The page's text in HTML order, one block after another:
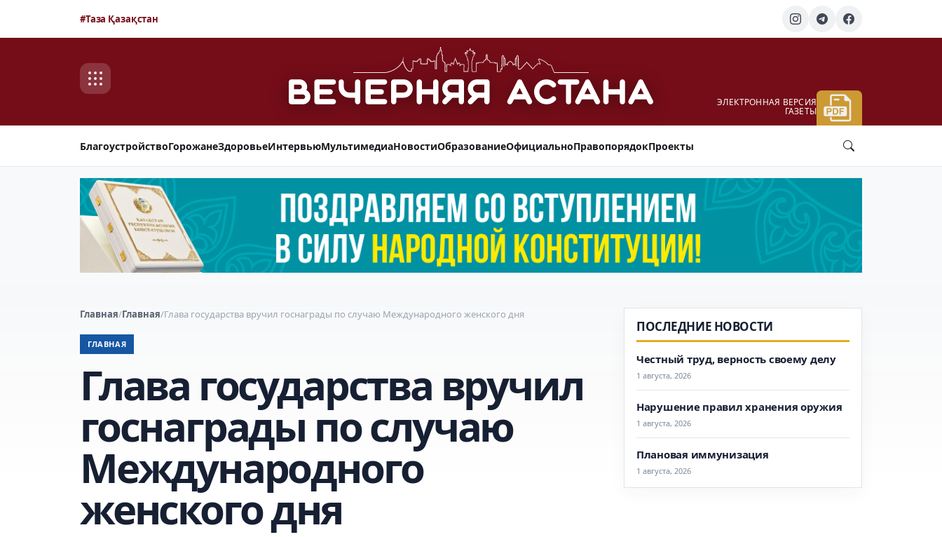
#Таза Қазақстан
ЭЛЕКТРОННАЯ ВЕРСИЯ
ГАЗЕТЫ
БлагоустройствоГорожанеЗдоровьеИнтервьюМультимедиаНовостиОбразованиеОфициальноПравопорядокПроекты
Главная/Главная/Глава государства вручил госнаграды по случаю Международного женского дня
ГЛАВНАЯ
Глава государства вручил
госнаграды по случаю
Международного
женского дня
ПОСЛЕДНИЕ НОВОСТИ
Честный труд, верность своему делу
1 августа, 2026
Нарушение правил хранения оружия
1 августа, 2026
Плановая иммунизация
1 августа, 2026